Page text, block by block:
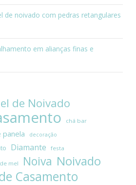
de noivado com pedras retangulares
em alianças finas e
de Noivado
chá bar
panela decoração
Diamante festa
mel Noiva Noivado
Casamento